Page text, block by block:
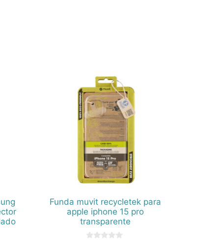
Funda muvit recycletek para
apple iphone 15 pro
transparente